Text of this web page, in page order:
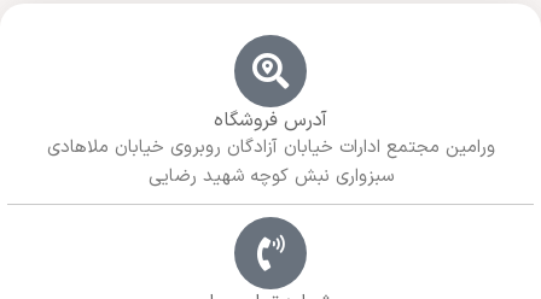
آدرس فروشگاه
ورامین مجتمع ادارات خیابان آزادگان روبروی خیابان ملاهادی
سبزواری نبش کوچه شهید رضایی